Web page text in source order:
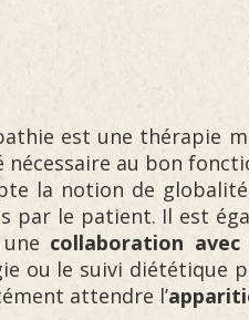
est une thérapie
nécessaire au bon
la notion de
par le patient. Il est
collaboration avec
ou le suivi diététique
attendre l’